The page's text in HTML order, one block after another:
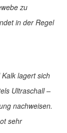
zu
in der Regel
lagert sich
Ultraschall –
nachweisen.
sehr